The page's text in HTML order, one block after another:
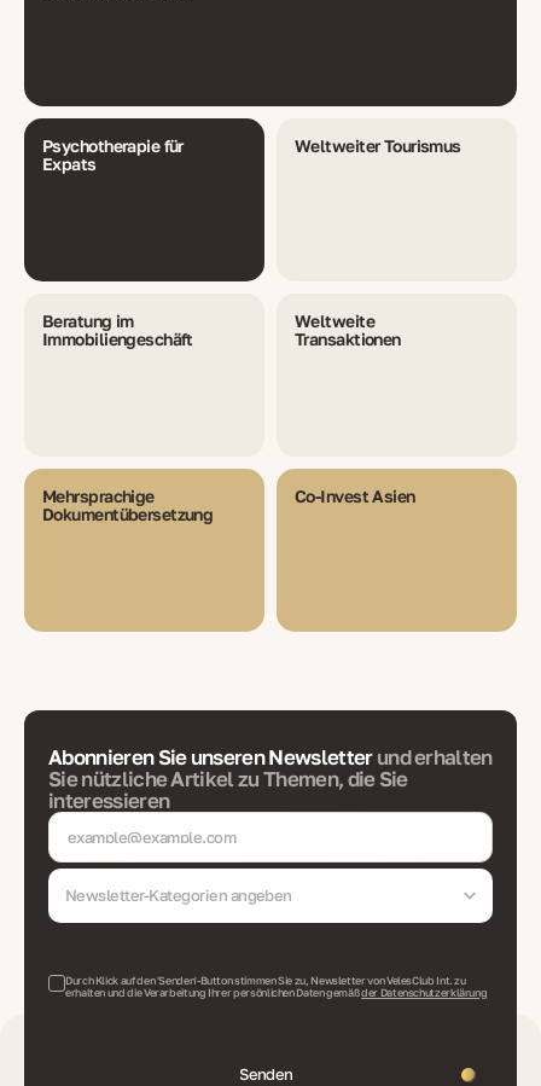
Psychotherapie für
Expats
Weltweiter Tourismus
Beratung im
Immobiliengeschäft
Weltweite
Transaktionen
Mehrsprachige
Dokumentübersetzung
Co-Invest Asien
Abonnieren Sie unseren Newsletterund erhalten
Sie nützliche Artikel zu Themen, die Sie
interessieren
Newsletter-Kategorien angeben
Durch Klick auf den 'Senden'-Button stimmen Sie zu, Newsletter von VelesClub Int. zu
erhalten und die Verarbeitung Ihrer persönlichen Daten gemäßder Datenschutzerklärung
Senden